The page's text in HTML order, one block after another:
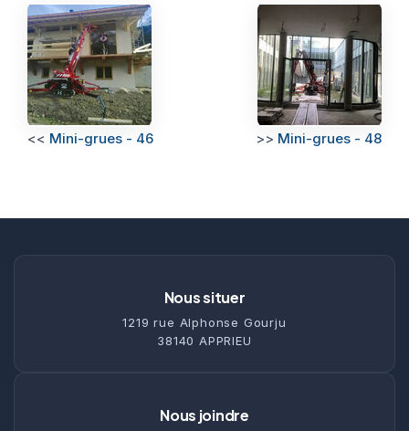
<< Mini-grues - 46 >> Mini-grues - 48
Nous situer
1219 rue Alphonse Gourju
38140 APPRIEU
Nous joindre